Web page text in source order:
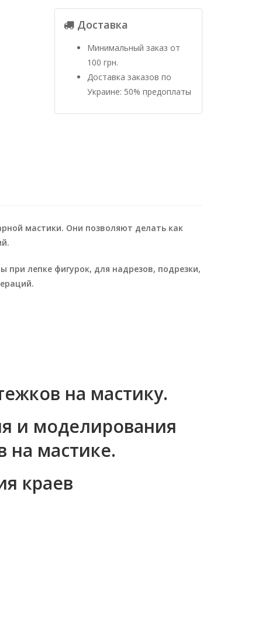
Доставка
Минимальный заказ от
100 грн.
Доставка заказов по
Украине: 50% предоплаты
мастики. Они позволяют делать как
лепке фигурок, для надрезов, подрезки,
на мастику.
и моделирования
на мастике.
краев